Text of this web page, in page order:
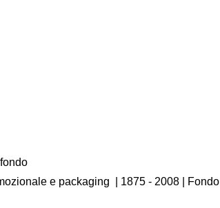
e packaging
1875 - 2008
| Fondo